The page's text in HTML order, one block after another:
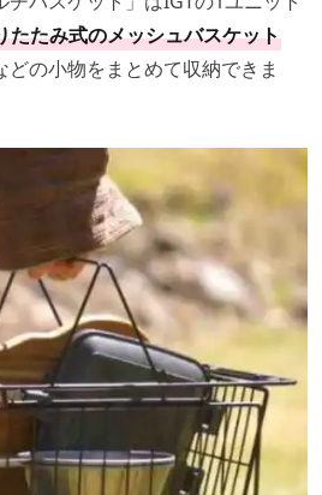
たたみ式のメッシュバスケット
の小物をまとめて収納できま